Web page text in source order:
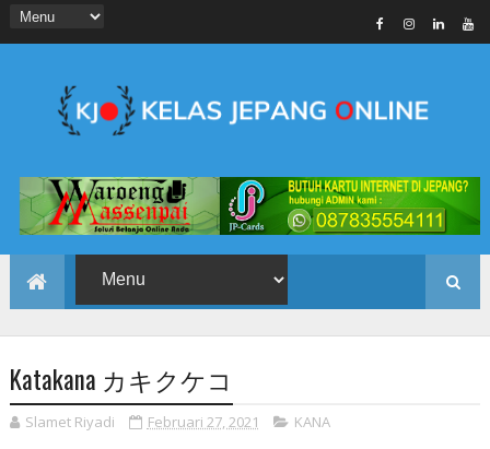
Katakana カキクケコ
Slamet Riyadi Februari 27, 2021 KANA